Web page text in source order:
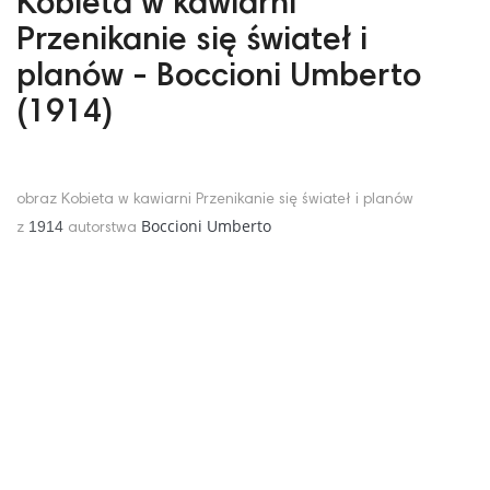
Przenikanie się świateł i
planów - Boccioni Umberto
(1914)
obraz Kobieta w kawiarni Przenikanie się świateł i planów
z 1914 autorstwa Boccioni Umberto